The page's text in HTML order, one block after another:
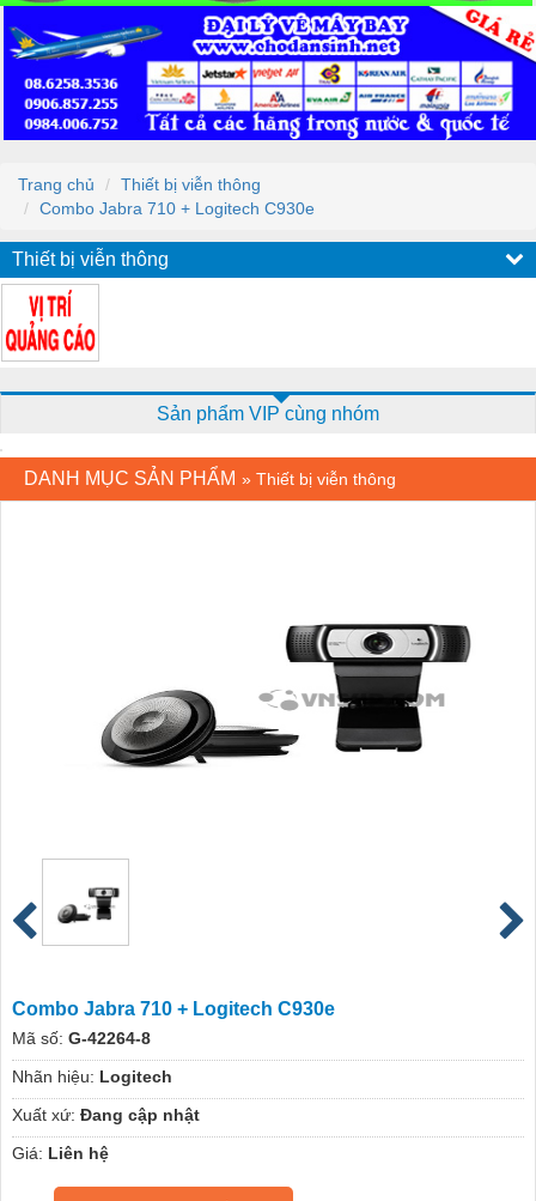
Trang chủ
Thiết bị viễn thông
Combo Jabra 710 + Logitech C930e
Thiết bị viễn thông
Sản phẩm VIP cùng nhóm
DANH MỤC SẢN PHẨM » Thiết bị viễn thông
Combo Jabra 710 + Logitech C930e
Mã số: G-42264-8
Nhãn hiệu: Logitech
Xuất xứ: Đang cập nhật
Giá: Liên hệ